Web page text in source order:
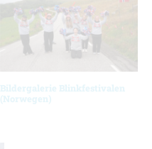
Bildergalerie Blinkfestivalen
(Norwegen)